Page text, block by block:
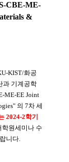
ME-
&
KIST/화공
과 기계공학
ME-EE Joint
의 7차 세
2024-2학기
학원세미나 수
니다.